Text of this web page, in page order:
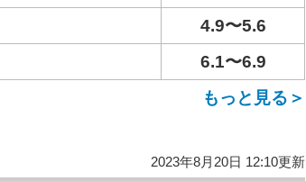
4.9〜5.6
6.1〜6.9
もっと見る＞
2023年8月20日 12:10更新